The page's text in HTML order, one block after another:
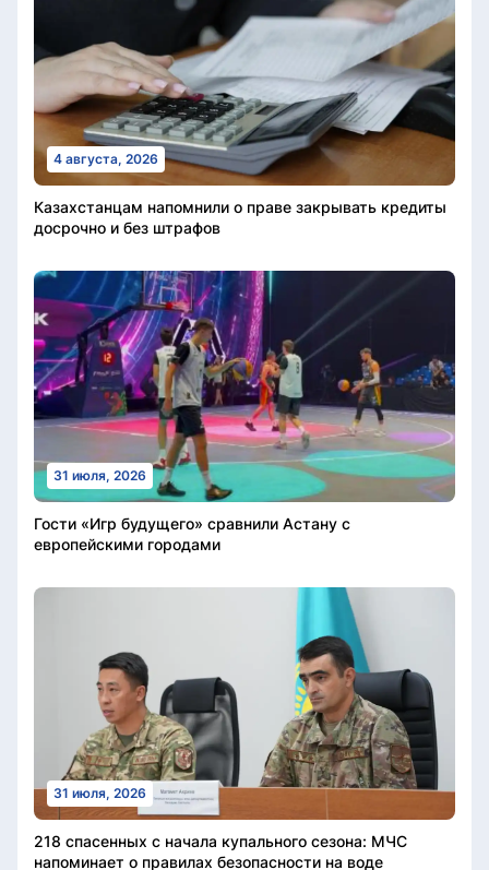
4 августа, 2026
Казахстанцам напомнили о праве закрывать кредиты
досрочно и без штрафов
31 июля, 2026
Гости «Игр будущего» сравнили Астану с
европейскими городами
31 июля, 2026
218 спасенных с начала купального сезона: МЧС
напоминает о правилах безопасности на воде